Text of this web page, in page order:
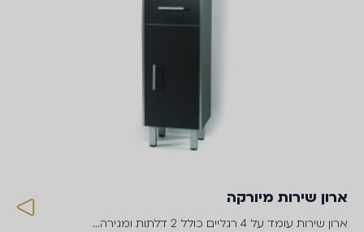
ארון שירות מיורקה
ארון שירות עומד על 4 רגליים כולל 2 דלתות ומגירה…